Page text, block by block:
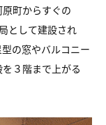
町からすぐの
として建設され
の窓やバルコニー
３階まで上がる